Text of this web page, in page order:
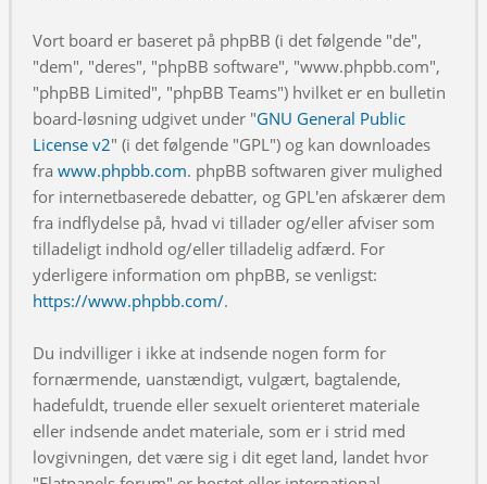
Vort board er baseret på phpBB (i det følgende "de",
"dem", "deres", "phpBB software", "www.phpbb.com",
"phpBB Limited", "phpBB Teams") hvilket er en bulletin
board-løsning udgivet under "GNU General Public
License v2" (i det følgende "GPL") og kan downloades
fra www.phpbb.com. phpBB softwaren giver mulighed
for internetbaserede debatter, og GPL'en afskærer dem
fra indflydelse på, hvad vi tillader og/eller afviser som
tilladeligt indhold og/eller tilladelig adfærd. For
yderligere information om phpBB, se venligst:
https://www.phpbb.com/.
Du indvilliger i ikke at indsende nogen form for
fornærmende, uanstændigt, vulgært, bagtalende,
hadefuldt, truende eller sexuelt orienteret materiale
eller indsende andet materiale, som er i strid med
lovgivningen, det være sig i dit eget land, landet hvor